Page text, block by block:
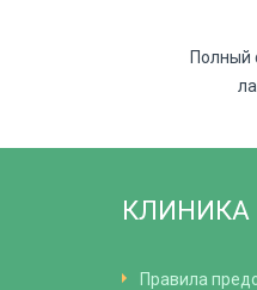
Полный
КЛИНИКА
Правила